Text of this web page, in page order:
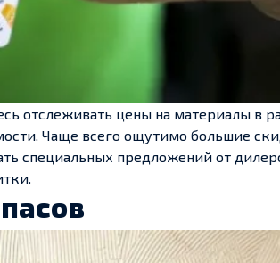
отслеживать цены на материалы в
Чаще всего ощутимо большие
специальных предложений от